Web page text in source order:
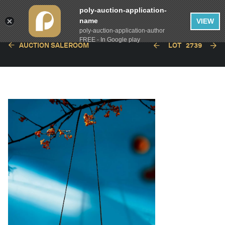
AUCTION SALEROOM LOT 2739
poly-auction-application-
name
poly-auction-application-author
FREE - In Google play
VIEW